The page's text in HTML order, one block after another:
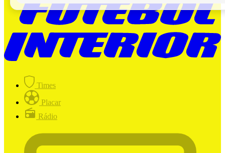
Times
Placar
Rádio